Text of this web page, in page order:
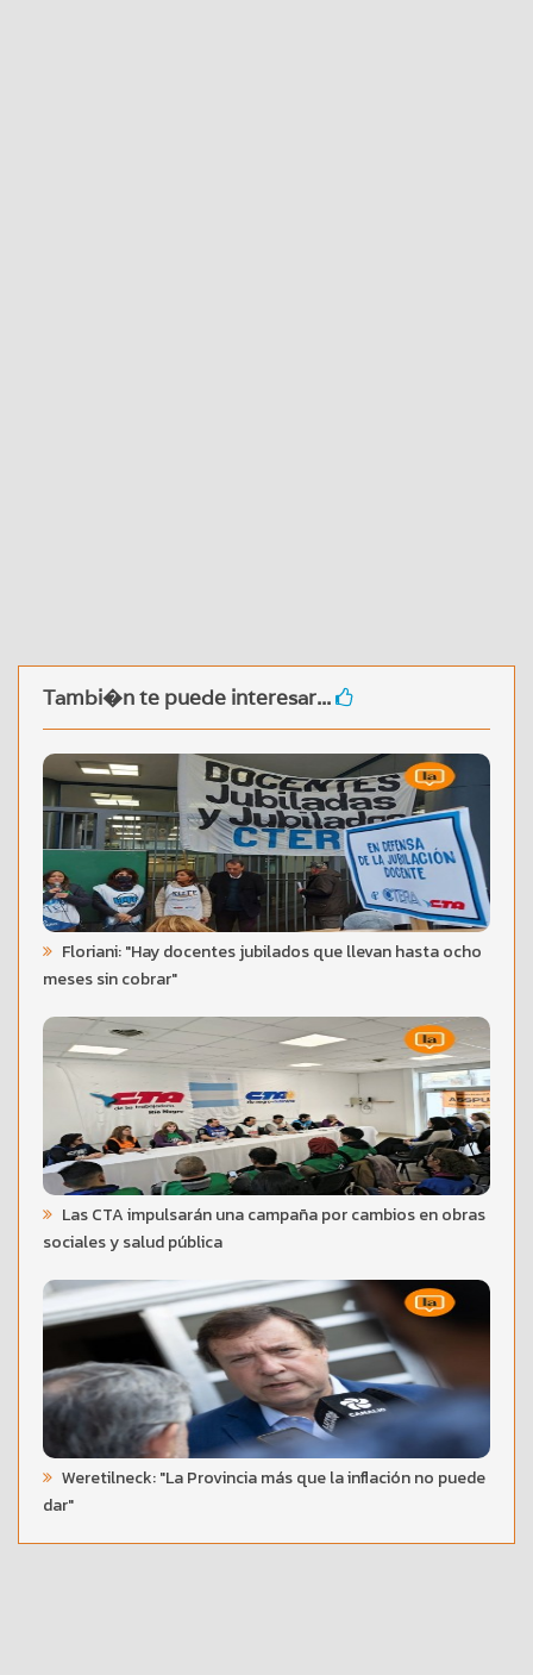
Tambi�n te puede interesar...
Floriani: "Hay docentes jubilados que llevan hasta ocho
meses sin cobrar"
Las CTA impulsarán una campaña por cambios en obras
sociales y salud pública
Weretilneck: "La Provincia más que la inflación no puede
dar"